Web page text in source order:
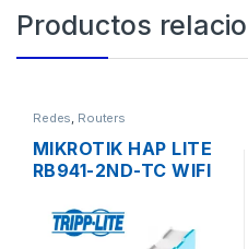
Productos
Redes, Routers
MIKROTIK HAP LITE
RB941-2ND-TC WIFI
PUERTOS 10/100